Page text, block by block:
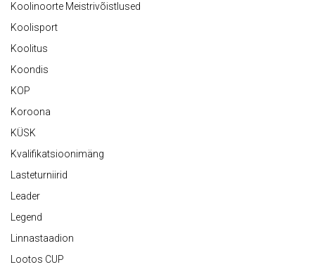
Koolinoorte Meistrivõistlused
Koolisport
Koolitus
Koondis
KOP
Koroona
KÜSK
Kvalifikatsioonimäng
Lasteturniirid
Leader
Legend
Linnastaadion
Lootos CUP